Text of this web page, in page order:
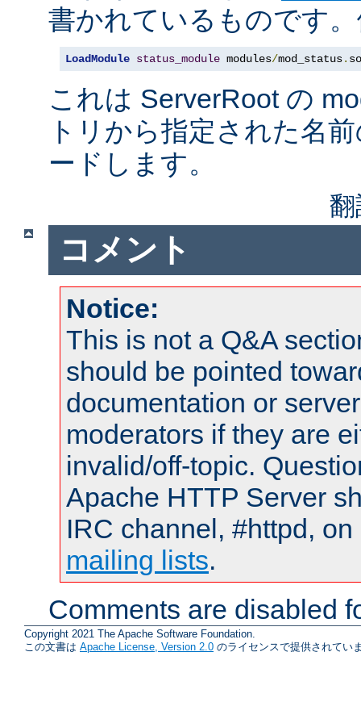
書かれているものです
LoadModule status_module modules/mod_status. so
これは ServerRoot の
トリから指定された名
ードします。
コメント
Notice:
This is not a Q&A
should be pointed
documentation or
moderators if they are
invalid/off-topic.
Apache HTTP Server
IRC channel, #httpd,
mailing lists.
Comments are disabled
Copyright 2021 The Apache Software Foundation.
この文書は Apache License, Version 2.0 のライセンスで提供されてい